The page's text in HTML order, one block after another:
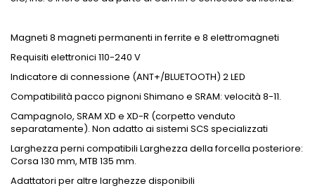
Magneti 8 magneti permanenti in ferrite e 8 elettromagneti
Requisiti elettronici 110-240 V
Indicatore di connessione (ANT+/BLUETOOTH) 2 LED
Compatibilità pacco pignoni Shimano e SRAM: velocità 8-11.
Campagnolo, SRAM XD e XD-R (corpetto venduto
separatamente). Non adatto ai sistemi SCS specializzati
Larghezza perni compatibili Larghezza della forcella posteriore:
Corsa 130 mm, MTB 135 mm.
Adattatori per altre larghezze disponibili